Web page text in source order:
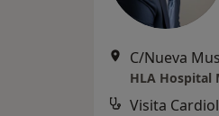
C/Nueva
HLA Hospital
Visita